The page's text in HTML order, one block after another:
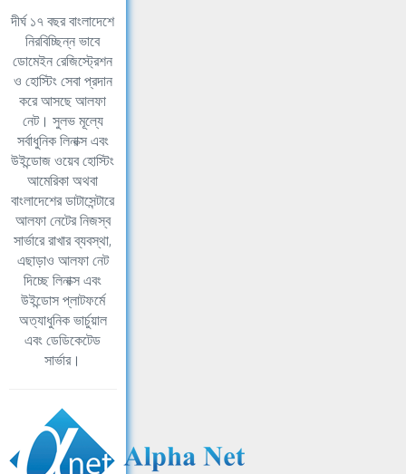
দীর্ঘ ১৭ বছর বাংলাদেশে
নিরবিচ্ছিন্ন ভাবে
ডোমেইন রেজিস্ট্রেশন
ও হোস্টিং সেবা প্রদান
করে আসছে আলফা
নেট। সুলভ মূল্যে
সর্বাধুনিক লিনাক্স এবং
উইন্ডোজ ওয়েব হোস্টিং
আমেরিকা অথবা
বাংলাদেশের ডাটাসেন্টারে
আলফা নেটের নিজস্ব
সার্ভারে রাখার ব্যবস্থা,
এছাড়াও আলফা নেট
দিচ্ছে লিনাক্স এবং
উইন্ডোস প্লাটফর্মে
অত্যাধুনিক ভার্চুয়াল
এবং ডেডিকেটেড
সার্ভার।